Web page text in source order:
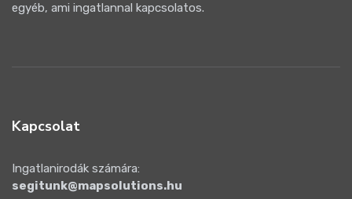
egyéb, ami ingatlannal kapcsolatos.
Kapcsolat
Ingatlanirodák számára:
segitunk@mapsolutions.hu